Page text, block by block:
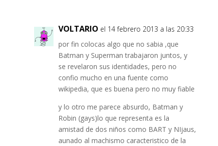
VOLTARIO el 14 febrero 2013 a las 20:33
por fin colocas algo que no sabia ,que
Batman y Superman trabajaron juntos, y
se revelaron sus identidades, pero no
confio mucho en una fuente como
wikipedia, que es buena pero no muy fiable
y lo otro me parece absurdo, Batman y
Robin (gays)lo que representa es la
amistad de dos niños como BART y NIjaus,
aunado al machismo caracteristico de la